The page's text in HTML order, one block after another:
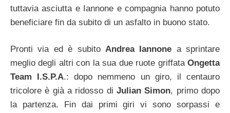
tuttavia asciutta e Iannone e compagnia hanno potuto
beneficiare fin da subito di un asfalto in buono stato.
Pronti via ed è subito Andrea Iannone a sprintare
meglio degli altri con la sua due ruote griffata Ongetta
Team I.S.P.A.: dopo nemmeno un giro, il centauro
tricolore è già a ridosso di Julian Simon, primo dopo
la partenza. Fin dai primi giri vi sono sorpassi e